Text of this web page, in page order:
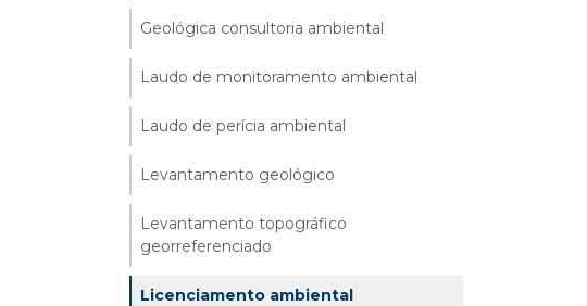
Geológica consultoria ambiental
Laudo de monitoramento ambiental
Laudo de perícia ambiental
Levantamento geológico
Levantamento topográfico
georreferenciado
Licenciamento ambiental